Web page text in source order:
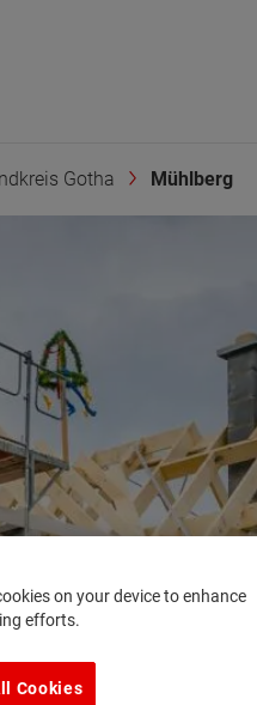
Gotha Mühlberg
on your device to enhance
efforts.
Cookies